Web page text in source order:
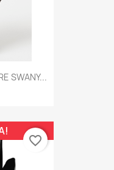
SWANY...
favorite_border